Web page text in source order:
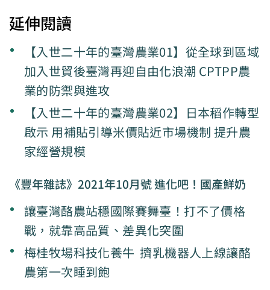
延伸閱讀
【入世二十年的臺灣農業01】從全球到區域
加入世貿後臺灣再迎自由化浪潮 CPTPP農
業的防禦與進攻
【入世二十年的臺灣農業02】日本稻作轉型
啟示 用補貼引導米價貼近市場機制 提升農
家經營規模
《豐年雜誌》2021年10月號 進化吧！國產鮮奶
讓臺灣酪農站穩國際賽舞臺！打不了價格
戰，就靠高品質、差異化突圍
梅桂牧場科技化養牛 擠乳機器人上線讓酪
農第一次睡到飽